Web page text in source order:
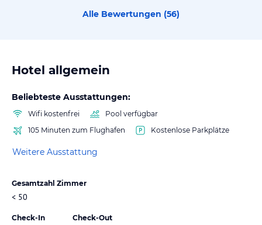
Alle Bewertungen (56)
Hotel allgemein
Beliebteste Ausstattungen:
Wifi kostenfrei
Pool verfügbar
105 Minuten zum Flughafen
Kostenlose Parkplätze
Weitere Ausstattung
Gesamtzahl Zimmer
< 50
Check-In Check-Out